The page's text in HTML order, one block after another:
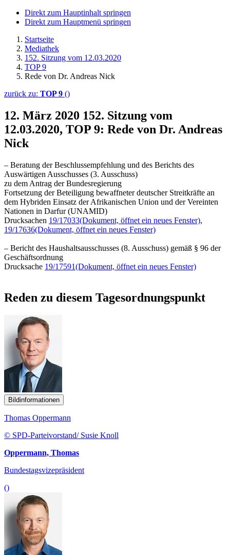
Direkt zum Hauptinhalt springen
Direkt zum Hauptmenü springen
Startseite
Mediathek
152. Sitzung vom 12.03.2020
TOP 9
Rede von Dr. Andreas Nick
zurück zu: TOP 9 ()
12. März 2020 152. Sitzung vom
12.03.2020, TOP 9: Rede von Dr. Andreas
Nick
– Beratung der Beschlussempfehlung und des Berichts des
Auswärtigen Ausschusses (3. Ausschuss)
zu dem Antrag der Bundesregierung
Fortsetzung der Beteiligung bewaffneter deutscher Streitkräfte an
dem Hybriden Einsatz der Afrikanischen Union und der Vereinten
Nationen in Darfur (UNAMID)
Drucksachen 19/17033(Dokument, öffnet ein neues Fenster),
19/17636(Dokument, öffnet ein neues Fenster)
– Bericht des Haushaltsausschusses (8. Ausschuss) gemäß § 96 der
Geschäftsordnung
Drucksache 19/17591(Dokument, öffnet ein neues Fenster)
Reden zu diesem Tagesordnungspunkt
Bildinformationen
Thomas Oppermann
© SPD-Parteivorstand/ Susie Knoll
Oppermann, Thomas
Bundestagsvizepräsident
()